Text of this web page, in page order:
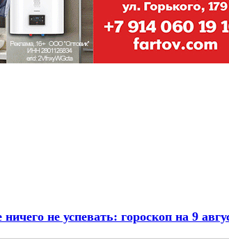
не успевать: гороскоп на 9